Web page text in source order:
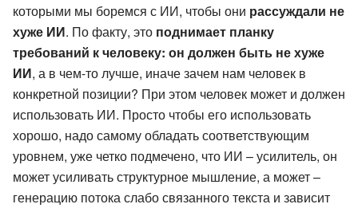
которыми мы боремся с ИИ, чтобы они рассуждали не
хуже ИИ. По факту, это поднимает планку
требований к человеку: он должен быть не хуже
ИИ, а в чем-то лучше, иначе зачем нам человек в
конкретной позиции? При этом человек может и должен
использовать ИИ. Просто чтобы его использовать
хорошо, надо самому обладать соответствующим
уровнем, уже четко подмечено, что ИИ – усилитель, он
может усиливать структурное мышление, а может –
генерацию потока слабо связанного текста и зависит